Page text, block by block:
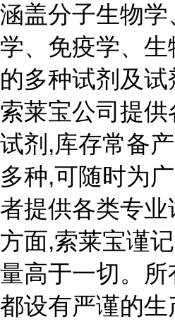
涵盖分子生物学
学、免疫学、
的多种试剂及
索莱宝公司提
试剂,库存常备
多种,可随时为
者提供各类专
方面,索莱宝谨
量高于一切。
都设有严谨的